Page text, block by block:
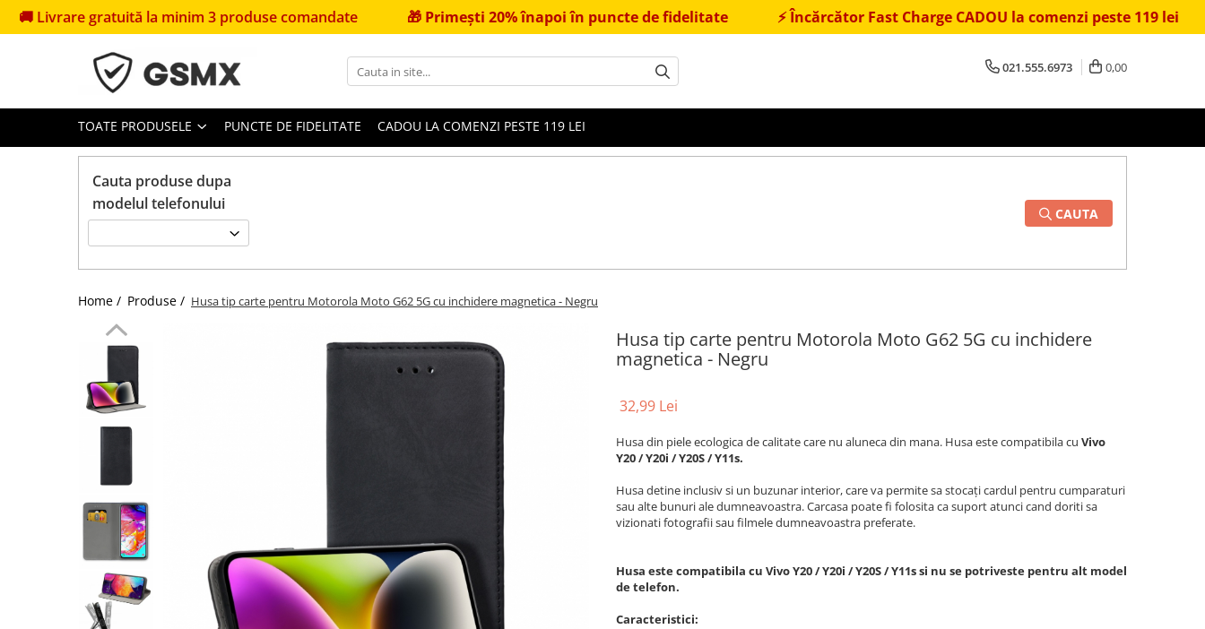
gratuită la minim 3 produse comandate 🎁 Primești 20% înapoi în puncte de fidelitate ⚡ Încărcător Fast Charge CADOU la comenzi peste 119 lei ⏱️
Toate Produsele
Folii de protectie
Folii Samsung
Folii Iphone
Huse Iphone
Huse Huawei
Huse Motorola
021.555.6973 0,00
TOATE PRODUSELE PUNCTE DE FIDELITATE CADOU LA COMENZI PESTE 119 LEI
Cauta produse dupa
modelul telefonului
CAUTA
Home / Produse / Husa tip carte pentru Motorola Moto G62 5G cu inchidere magnetica - Negru
Husa tip carte pentru Motorola Moto G62 5G cu inchidere
magnetica - Negru
32,99 Lei
Husa din piele ecologica de calitate care nu aluneca din mana. Husa este compatibila cu Vivo
Y20 / Y20i / Y20S / Y11s.
Husa detine inclusiv si un buzunar interior, care va permite sa stocați cardul pentru cumparaturi
sau alte bunuri ale dumneavoastra. Carcasa poate fi folosita ca suport atunci cand doriti sa
vizionati fotografii sau filmele dumneavoastra preferate.
Husa este compatibila cu Vivo Y20 / Y20i / Y20S / Y11s si nu se potriveste pentru alt model
de telefon.
Caracteristici: